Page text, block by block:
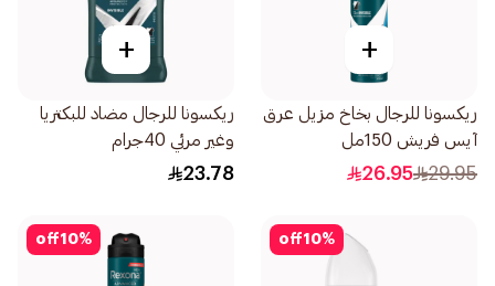
+
ريكسونا للرجال بخاخ مزيل عرق
آيس فريش 150مل
29.95
26.95
+
ريكسونا للرجال مضاد للبكتريا
وغير مرئي 40جرام
23.78
10%
off
10%
off